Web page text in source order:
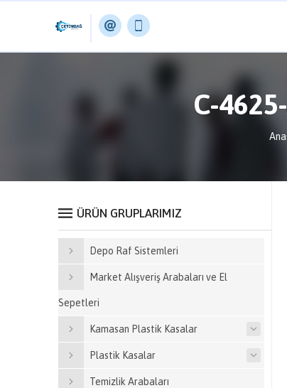
C-
ÜRÜN GRUPLARIMIZ
Depo Raf Sistemleri
Market Alışveriş Arabaları ve El
Sepetleri
Kamasan Plastik Kasalar
Plastik Kasalar
Temizlik Arabaları